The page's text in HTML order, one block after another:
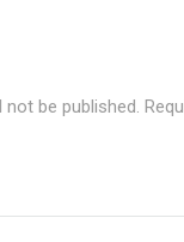
be published.